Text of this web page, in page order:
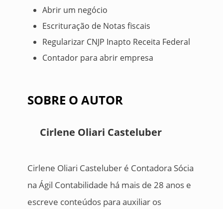
Abrir um negócio
Escrituração de Notas fiscais
Regularizar CNJP Inapto Receita Federal
Contador para abrir empresa
SOBRE O AUTOR
Cirlene Oliari Casteluber
Cirlene Oliari Casteluber é Contadora Sócia
na Ágil Contabilidade há mais de 28 anos e
escreve conteúdos para auxiliar os